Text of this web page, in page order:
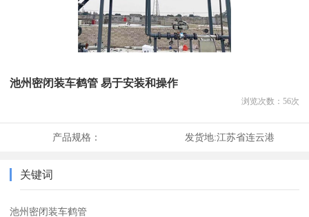
池州密闭装车鹤管 易于安装和操作
浏览次数： 56次
产品规格： 发货地:江苏省连云港
关键词
池州密闭装车鹤管